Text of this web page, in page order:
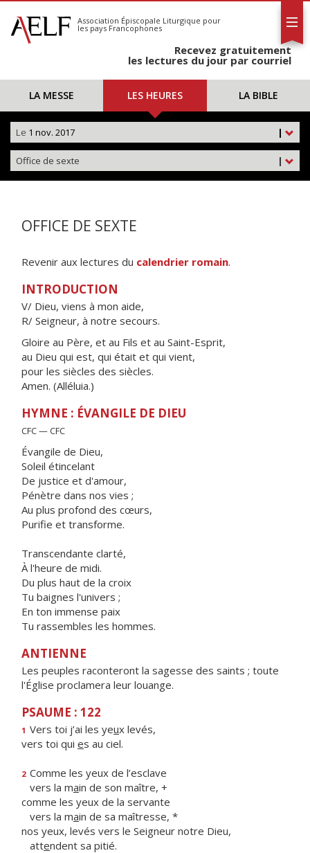
S'abonner
Calendrier
Association Épiscopale Liturgique pour
les pays Francophones
Recevez gratuitement
les lectures du jour par courriel
LA MESSE LES HEURES LA BIBLE
|
Le 1 nov. 2017
|
Office de sexte
OFFICE DE SEXTE
Revenir aux lectures du calendrier romain.
INTRODUCTION
V/ Dieu, viens à mon aide,
R/ Seigneur, à notre secours.
Gloire au Père, et au Fils et au Saint-Esprit,
au Dieu qui est, qui était et qui vient,
pour les siècles des siècles.
Amen. (Alléluia.)
HYMNE : ÉVANGILE DE DIEU
CFC — CFC
Évangile de Dieu,
Soleil étincelant
De justice et d'amour,
Pénètre dans nos vies ;
Au plus profond des cœurs,
Purifie et transforme.
Transcendante clarté,
À l'heure de midi.
Du plus haut de la croix
Tu baignes l'univers ;
En ton immense paix
Tu rassembles les hommes.
ANTIENNE
Les peuples raconteront la sagesse des saints ; toute
l'Église proclamera leur louange.
PSAUME : 122
1 Vers toi j’ai les yeux levés,
vers toi qui es au ciel.
2 Comme les yeux de l’esclave
vers la main de son maître, +
comme les yeux de la servante
vers la main de sa maîtresse, *
nos yeux, levés vers le Seigneur notre Dieu,
attendent sa pitié.